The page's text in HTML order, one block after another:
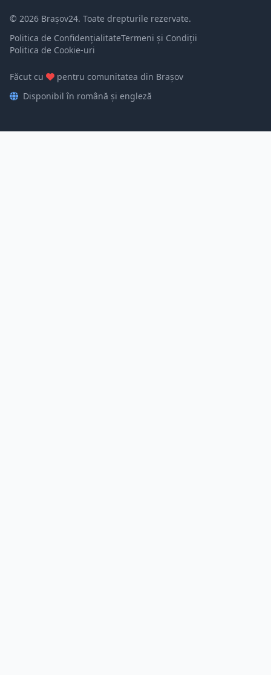
© 2026 Brașov24. Toate drepturile rezervate.
Politica de ConfidențialitateTermeni și Condiții
Politica de Cookie-uri
Făcut cu
pentru comunitatea din Brașov
Disponibil în română și engleză